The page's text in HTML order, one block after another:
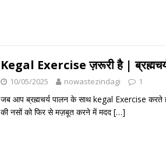
Kegal Exercise ज़रूरी है |
10/05/2025 nowastezindagi 1
जब आप ब्रह्मचर्य पालन के साथ kegal Exercise करते
की नसों को फिर से मज़बूत करने में मदद […]